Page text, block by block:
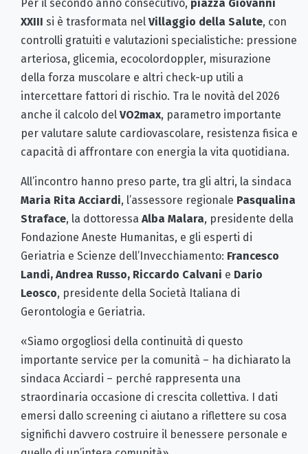
Per il secondo anno consecutivo, piazza Giovanni
XXIII si è trasformata nel Villaggio della Salute, con
controlli gratuiti e valutazioni specialistiche: pressione
arteriosa, glicemia, ecocolordoppler, misurazione
della forza muscolare e altri check-up utili a
intercettare fattori di rischio. Tra le novità del 2026
anche il calcolo del VO2max, parametro importante
per valutare salute cardiovascolare, resistenza fisica e
capacità di affrontare con energia la vita quotidiana.
All’incontro hanno preso parte, tra gli altri, la sindaca
Maria Rita Acciardi, l’assessore regionale Pasqualina
Straface, la dottoressa Alba Malara, presidente della
Fondazione Aneste Humanitas, e gli esperti di
Geriatria e Scienze dell’Invecchiamento: Francesco
Landi, Andrea Russo, Riccardo Calvani e Dario
Leosco, presidente della Società Italiana di
Gerontologia e Geriatria.
«Siamo orgogliosi della continuità di questo
importante service per la comunità – ha dichiarato la
sindaca Acciardi – perché rappresenta una
straordinaria occasione di crescita collettiva. I dati
emersi dallo screening ci aiutano a riflettere su cosa
significhi davvero costruire il benessere personale e